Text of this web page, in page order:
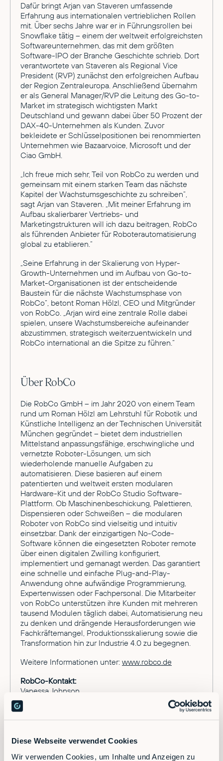
Diese Webseite verwendet Cookies
Wir verwenden Cookies, um Inhalte und Anzeigen zu
Dafür bringt Arjan van Staveren umfassende
Erfahrung aus internationalen vertrieblichen Rollen
mit. Über sechs Jahre war er in Führungsrollen bei
Snowflake tätig – einem der weltweit erfolgreichsten
Softwareunternehmen, das mit dem größten
Software-IPO der Branche Geschichte schrieb. Dort
verantwortete van Staveren als Regional Vice
President (RVP) zunächst den erfolgreichen Aufbau
der Region Zentraleuropa. Anschließend übernahm
er als General Manager/RVP die Leitung des Go-to-
Market im strategisch wichtigsten Markt
Deutschland und gewann dabei über 50 Prozent der
DAX-40-Unternehmen als Kunden. Zuvor
bekleidete er Schlüsselpositionen bei renommierten
Unternehmen wie Bazaarvoice, Microsoft und der
Ciao GmbH.
„Ich freue mich sehr, Teil von RobCo zu werden und
gemeinsam mit einem starken Team das nächste
Kapitel der Wachstumsgeschichte zu schreiben“,
sagt Arjan van Staveren. „Mit meiner Erfahrung im
Aufbau skalierbarer Vertriebs- und
Marketingstrukturen will ich dazu beitragen, RobCo
als führenden Anbieter für Roboterautomatisierung
global zu etablieren.“
„Seine Erfahrung in der Skalierung von Hyper-
Growth-Unternehmen und im Aufbau von Go-to-
Market-Organisationen ist der entscheidende
Baustein für die nächste Wachstumsphase von
RobCo“, betont Roman Hölzl, CEO und Mitgründer
von RobCo. „Arjan wird eine zentrale Rolle dabei
spielen, unsere Wachstumsbereiche aufeinander
abzustimmen, strategisch weiterzuentwickeln und
RobCo international an die Spitze zu führen.“
Über RobCo
Die RobCo GmbH – im Jahr 2020 von einem Team
rund um Roman Hölzl am Lehrstuhl für Robotik und
Künstliche Intelligenz an der Technischen Universität
München gegründet – bietet dem industriellen
Mittelstand anpassungsfähige, erschwingliche und
vernetzte Roboter-Lösungen, um sich
wiederholende manuelle Aufgaben zu
automatisieren. Diese basieren auf einem
patentierten und weltweit ersten modularen
Hardware-Kit und der RobCo Studio Software-
Plattform. Ob Maschinenbeschickung, Palettieren,
Dispensieren oder Schweißen – die modularen
Roboter von RobCo sind vielseitig und intuitiv
einsetzbar. Dank der einzigartigen No-Code-
Software können die eingesetzten Roboter remote
über einen digitalen Zwilling konfiguriert,
implementiert und gemanagt werden. Das garantiert
eine schnelle und einfache Plug-and-Play-
Anwendung ohne aufwändige Programmierung,
Expertenwissen oder Fachpersonal. Die Mitarbeiter
von RobCo unterstützen ihre Kunden mit mehreren
tausend Modulen täglich dabei, Automatisierung neu
zu denken und drängende Herausforderungen wie
Fachkräftemangel, Produktionsskalierung sowie die
Transformation hin zur Industrie 4.0 zu begegnen.
Weitere Informationen unter: www.robco.de
RobCo-Kontakt:
Vanessa Johnson
Augustenstraße 12
80333 München
E-Mail:vanessa.johnson@robco.de
Presse-Kontakt: